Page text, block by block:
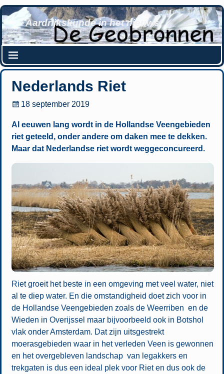
Aardrijkskunde in het nieuws
Nederlands Riet
18 september 2019
Al eeuwen lang wordt in de Hollandse Veengebieden
riet geteeld, onder andere om daken mee te dekken.
Maar dat Nederlandse riet wordt weggeconcureerd.
Riet groeit het beste in een omgeving met veel water, niet
al te diep water. En die omstandigheid doet zich voor in
de Hollandse Veengebieden zoals de Weerriben en de
Wieden in Overijssel maar bijvoorbeeld ook in Botshol
vlak onder Amsterdam. Dat zijn uitsgestrekt
moerasgebieden waar in het verleden Veen is gewonnen
en het overgebleven landschap van legakkers en
trekgaten is dus een ideal plek voor Riet en dus ook de